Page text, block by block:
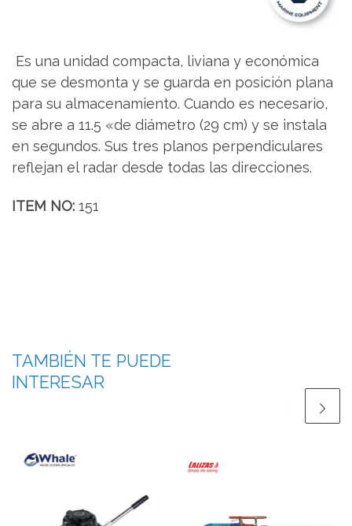
Es una unidad compacta, liviana y económica
que se desmonta y se guarda en posición plana
para su almacenamiento. Cuando es necesario,
se abre a 11.5 «de diámetro (29 cm) y se instala
en segundos. Sus tres planos perpendiculares
reflejan el radar desde todas las direcciones.
ITEM NO: 151
TAMBIÉN TE PUEDE
INTERESAR